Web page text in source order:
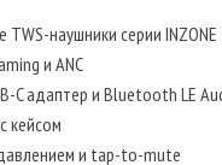
наушники серии INZONE
и ANC
C адаптер и Bluetooth LE
кейсом
и tap-to-mute